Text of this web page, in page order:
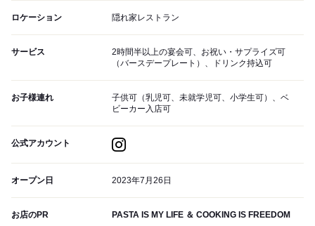
ロケーション 隠れ家レストラン
サービス
2時間半以上の宴会可、お祝い・サプライズ可
（バースデープレート）、ドリンク持込可
お子様連れ
子供可（乳児可、未就学児可、小学生可）、ベ
ビーカー入店可
公式アカウント
オープン日 2023年7月26日
お店のPR
PASTA IS MY LIFE ＆ COOKING IS FREEDOM